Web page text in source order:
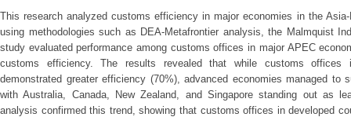
This research analyzed customs efficiency in major economies in the
using methodologies such as DEA-Metafrontier analysis, the Malmquist
study evaluated performance among customs offices in major APEC
customs efficiency. The results revealed that while customs offices
demonstrated greater efficiency (70%), advanced economies managed
with Australia, Canada, New Zealand, and Singapore standing out as
analysis confirmed this trend, showing that customs offices in developed